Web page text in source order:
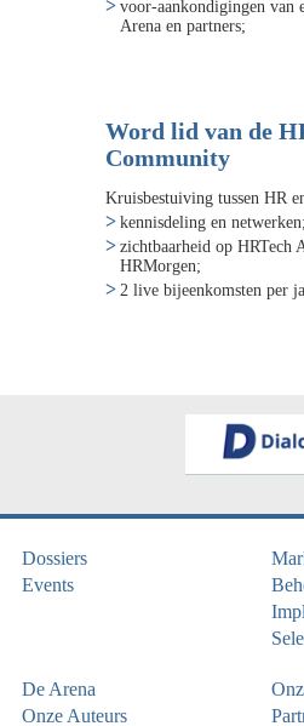
voor-aankondigingen van
Arena en partners;
Word lid van de
Community
Kruisbestuiving tussen HR
kennisdeling en netwerken;
zichtbaarheid op HRTech
HRMorgen;
2 live bijeenkomsten per
Dossiers
Events
De Arena
Onze Auteurs